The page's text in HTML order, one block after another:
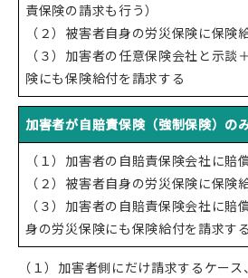
責保険の請求も行う）
（２）被害者自身の労災保険に保険
（３）加害者の任意保険会社と示談
険にも保険給付を請求する
加害者が自賠責保険（強制保険）の
（１）加害者の自賠責保険会社に賠
（２）被害者自身の労災保険に保険
（３）加害者の自賠責保険会社に賠
身の労災保険にも保険給付を請求する
（１）加害者側にだけ請求するケー